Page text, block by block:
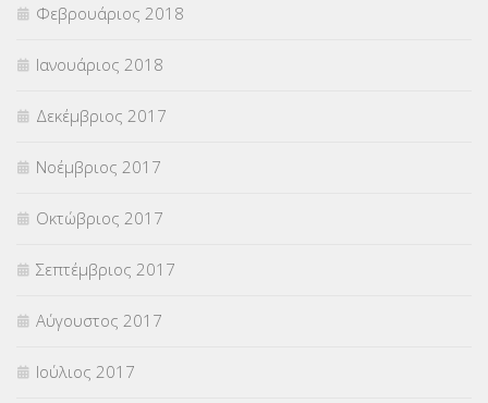
Φεβρουάριος 2018
Ιανουάριος 2018
Δεκέμβριος 2017
Νοέμβριος 2017
Οκτώβριος 2017
Σεπτέμβριος 2017
Αύγουστος 2017
Ιούλιος 2017